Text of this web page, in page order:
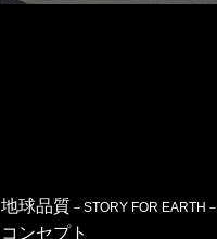
地球品質 －STORY FOR EARTH－
コンセプト